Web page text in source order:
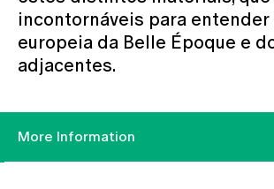
incontornáveis para entender
europeia da Belle Époque e
adjacentes.
More Information